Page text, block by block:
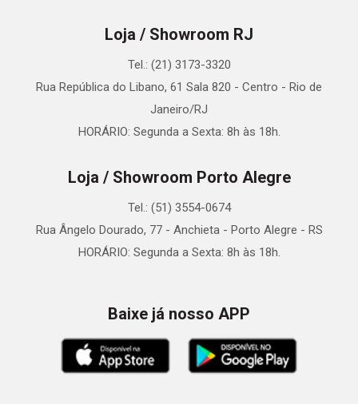
Loja / Showroom RJ
Tel.: (21) 3173-3320
Rua República do Libano, 61 Sala 820 - Centro - Rio de
Janeiro/RJ
HORÁRIO: Segunda a Sexta: 8h às 18h.
Loja / Showroom Porto Alegre
Tel.: (51) 3554-0674
Rua Ângelo Dourado, 77 - Anchieta - Porto Alegre - RS
HORÁRIO: Segunda a Sexta: 8h às 18h.
Baixe já nosso APP